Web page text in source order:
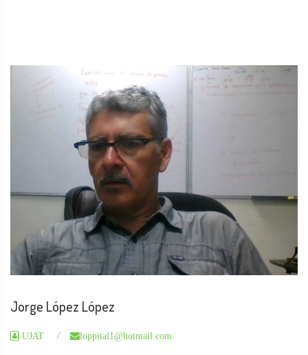
Jorge López López
UJAT loppital1@hotmail.com